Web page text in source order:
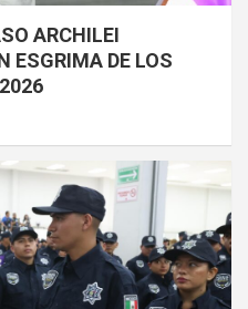
ARCHILEI
ESGRIMA DE LOS